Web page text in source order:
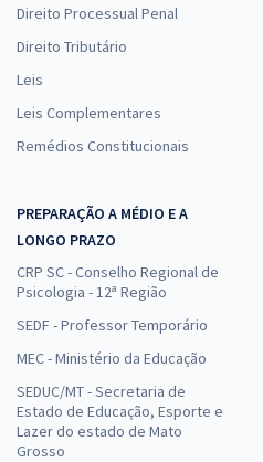
Direito Processual Penal
Direito Tributário
Leis
Leis Complementares
Remédios Constitucionais
PREPARAÇÃO A MÉDIO E A
LONGO PRAZO
CRP SC - Conselho Regional de
Psicologia - 12ª Região
SEDF - Professor Temporário
MEC - Ministério da Educação
SEDUC/MT - Secretaria de
Estado de Educação, Esporte e
Lazer do estado de Mato
Grosso